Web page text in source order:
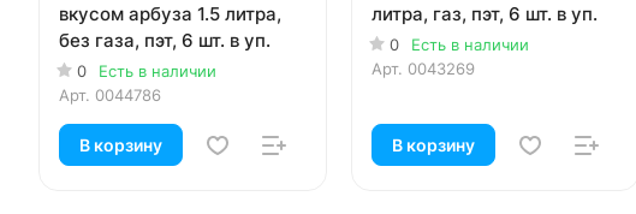
вкусом арбуза 1.5 литра,
без газа, пэт, 6 шт. в уп.
0
Есть в наличии
Арт. 0044786
В корзину
литра, газ, пэт, 6 шт. в уп.
0
Есть в наличии
Арт. 0043269
В корзину